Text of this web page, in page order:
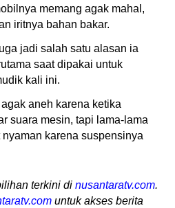
memang agak mahal,
iritnya bahan bakar.
jadi salah satu alasan ia
saat dipakai untuk
kali ini.
aneh karena ketika
suara mesin, tapi lama-lama
karena suspensinya
terkini di nusantaratv.com.
untuk akses berita